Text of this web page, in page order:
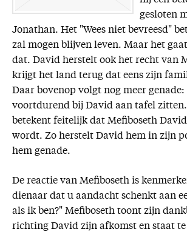
gesloten
Jonathan. Het "Wees niet bevreesd"
zal mogen blijven leven. Maar het
dat. David herstelt ook het recht van
krijgt het land terug dat eens zijn
Daar bovenop volgt nog meer
voortdurend bij David aan tafel
betekent feitelijk dat Mefiboseth
wordt. Zo herstelt David hem in zijn
hem genade.
De reactie van Mefiboseth is
dienaar dat u aandacht schenkt aan
als ik ben?" Mefiboseth toont zijn
richting David zijn afkomst en staat